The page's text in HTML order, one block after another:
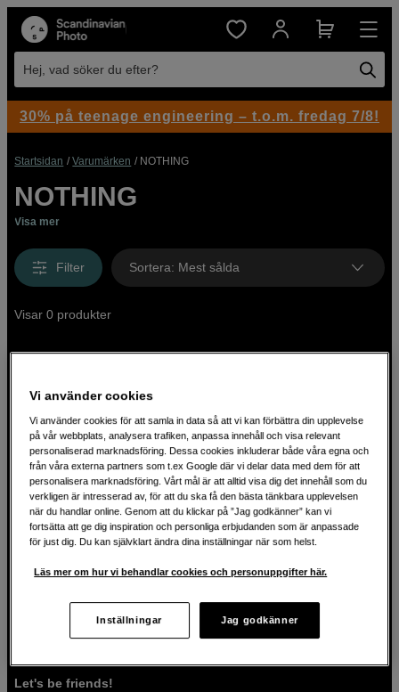
Hej, vad söker du efter?
Startsidan Varumärken NOTHING
NOTHING
Visa mer
Filter Sortera: Mest sålda
Visar 0 produkter
För kreatören sedan 1982
På Scandinavian Photo har vi i över 40 år hjälpt kreativa
människor att förverkliga sina visioner inom fotografi, ljud,
video, film, musik, konst och teknologi. Vi brinner för både
tekniken och människorna som använder den. Vi vet att
för att guida dig så att du väljer rätt produkter för det du vill
säkerställer vi att du får den utrustning som passar dig
Let's be friends!
30% på teenage engineering – t.o.m. fredag 7/8!
Vi använder cookies
Vi använder cookies för att samla in data så att vi kan förbättra din upplevelse
på vår webbplats, analysera trafiken, anpassa innehåll och visa relevant
personaliserad marknadsföring. Dessa cookies inkluderar både våra egna och
från våra externa partners som t.ex Google där vi delar data med dem för att
personalisera marknadsföring. Vårt mål är att alltid visa dig det innehåll som du
verkligen är intresserad av, för att du ska få den bästa tänkbara upplevelsen
när du handlar online. Genom att du klickar på ”Jag godkänner” kan vi
fortsätta att ge dig inspiration och personliga erbjudanden som är anpassade
för just dig. Du kan självklart ändra dina inställningar när som helst.
Läs mer om hur vi behandlar cookies och personuppgifter här.
Inställningar Jag godkänner